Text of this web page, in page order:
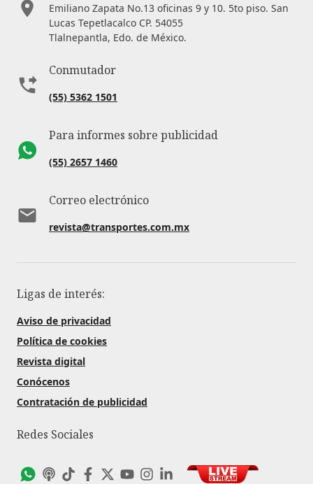
Emiliano Zapata No.13 oficinas 9 y 10. 5to piso. San
Lucas Tepetlacalco CP. 54055
Tlalnepantla, Edo. de México.
Conmutador
(55) 5362 1501
Para informes sobre publicidad
(55) 2657 1460
Correo electrónico
revista@transportes.com.mx
Ligas de interés:
Aviso de privacidad
Política de cookies
Revista digital
Conócenos
Contratación de publicidad
Redes Sociales